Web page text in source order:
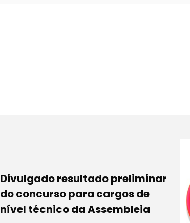
Divulgado resultado preliminar
do concurso para cargos de
nível técnico da Assembleia